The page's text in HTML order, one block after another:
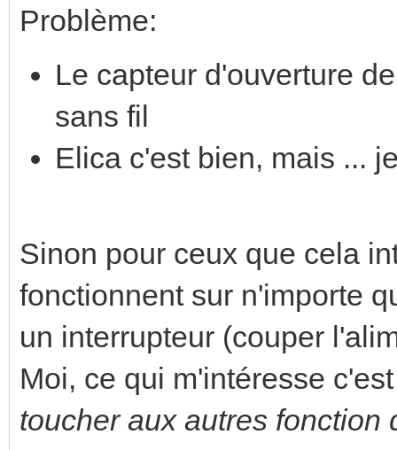
Problème:
Le capteur d'ouverture
sans fil
Elica c'est bien, mais ...
Sinon pour ceux que cela
fonctionnent sur n'importe
un interrupteur (couper
Moi, ce qui m'intéresse
toucher aux autres fonction